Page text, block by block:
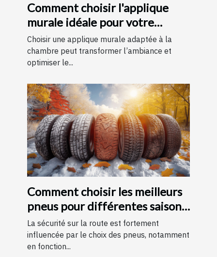
Comment choisir l'applique
murale idéale pour votre
chambre
Choisir une applique murale adaptée à la
chambre peut transformer l’ambiance et
optimiser le...
Comment choisir les meilleurs
pneus pour différentes saisons
?
La sécurité sur la route est fortement
influencée par le choix des pneus, notamment
en fonction...